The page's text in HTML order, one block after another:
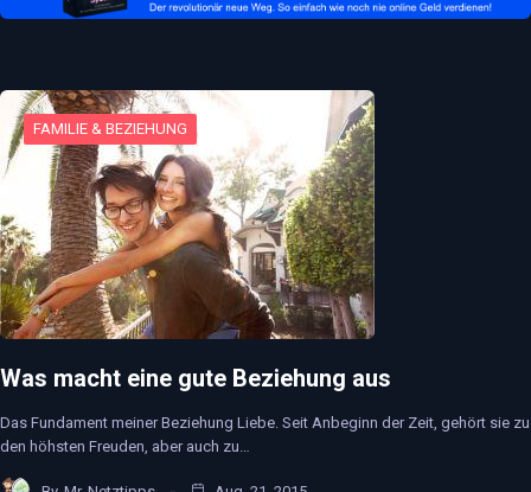
FAMILIE & BEZIEHUNG
Was macht eine gute Beziehung aus
Das Fundament meiner Beziehung Liebe. Seit Anbeginn der Zeit, gehört sie zu
den höhsten Freuden, aber auch zu…